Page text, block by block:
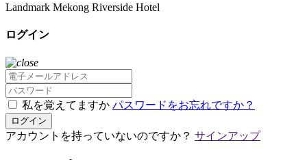
Landmark Mekong Riverside Hotel
ログイン
私を覚えてますか パスワードをお忘れですか？
ログイン
アカウントを持っていないのですか？ サインアップ